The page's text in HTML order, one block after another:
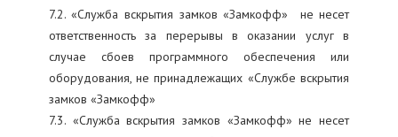
7.2. «Служба вскрытия замков «Замкофф» не несет
ответственность за перерывы в оказании услуг в
случае сбоев программного обеспечения или
оборудования, не принадлежащих «Службе вскрытия
замков «Замкофф»
7.3. «Служба вскрытия замков «Замкофф» не несет